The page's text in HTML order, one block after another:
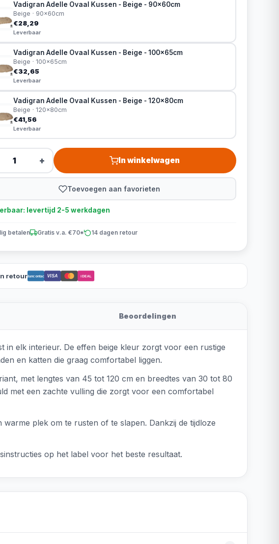
Vadigran Adelle Ovaal Kussen - Beige - 90x60cm
Beige · 90x60cm
€28,29
Leverbaar
Vadigran Adelle Ovaal Kussen - Beige - 100x65cm
Beige · 100x65cm
€32,65
Leverbaar
Vadigran Adelle Ovaal Kussen - Beige - 120x80cm
Beige · 120x80cm
€41,56
Leverbaar
+ In winkelwagen
Toevoegen aan favorieten
levertijd 2-5 werkdagen
betalen Gratis v.a. €70* 14 dagen retour
retourBancontact VISA iDEAL
Beoordelingen
in elk interieur. De effen beige kleur zorgt voor een rustige
en katten die graag comfortabel liggen.
met lengtes van 45 tot 120 cm en breedtes van 30 tot 80
met een zachte vulling die zorgt voor een comfortabel
plek om te rusten of te slapen. Dankzij de tijdloze
op het label voor het beste resultaat.